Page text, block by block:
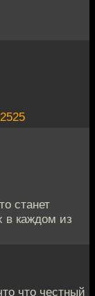
станет
в каждом из
что честный